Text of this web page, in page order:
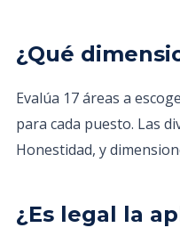
¿Qué
Evalúa 17 áreas a
para cada puesto. Las
Honestidad, y
¿Es legal la